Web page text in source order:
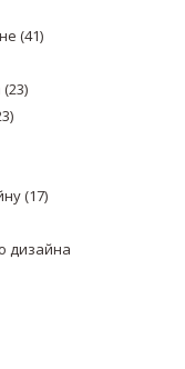
(41)
(23)
(17)
дизайна